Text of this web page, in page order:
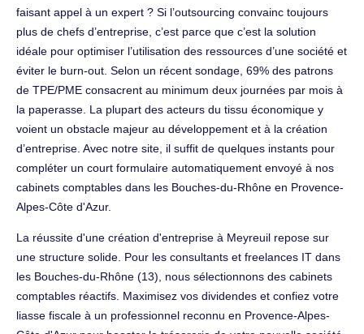
faisant appel à un expert ? Si l’outsourcing convainc toujours
plus de chefs d’entreprise, c’est parce que c’est la solution
idéale pour optimiser l’utilisation des ressources d’une société et
éviter le burn-out. Selon un récent sondage, 69% des patrons
de TPE/PME consacrent au minimum deux journées par mois à
la paperasse. La plupart des acteurs du tissu économique y
voient un obstacle majeur au développement et à la création
d’entreprise. Avec notre site, il suffit de quelques instants pour
compléter un court formulaire automatiquement envoyé à nos
cabinets comptables dans les Bouches-du-Rhône en Provence-
Alpes-Côte d'Azur.
La réussite d'une création d'entreprise à Meyreuil repose sur
une structure solide. Pour les consultants et freelances IT dans
les Bouches-du-Rhône (13), nous sélectionnons des cabinets
comptables réactifs. Maximisez vos dividendes et confiez votre
liasse fiscale à un professionnel reconnu en Provence-Alpes-